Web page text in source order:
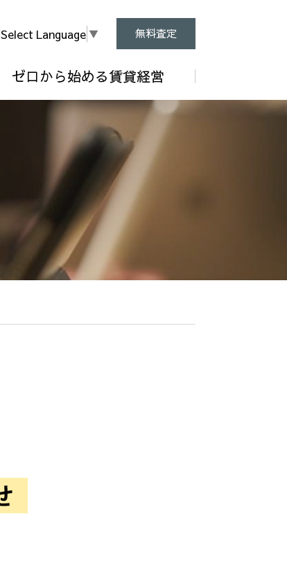
Select Language ▼ 無料査定
ゼロから始める賃貸経営